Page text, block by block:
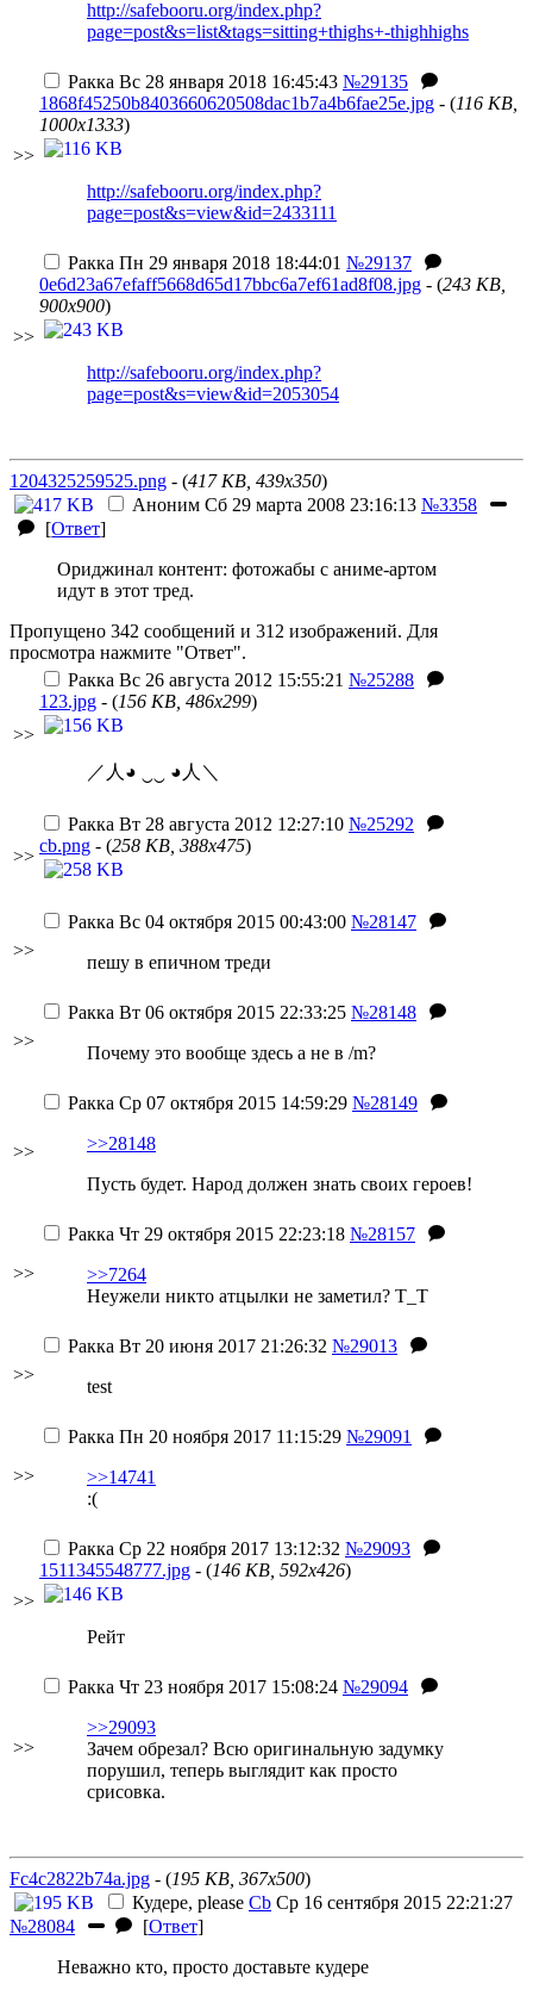
http://safebooru.org/index.php?
page=post&s=list&tags=sitting+thighs+-thighhighs
>>
Ракка Вс 28 января 2018 16:45:43 №29135
1868f45250b8403660620508dac1b7a4b6fae25e.jpg - (116 KB,
1000x1333)
http://safebooru.org/index.php?
page=post&s=view&id=2433111
>>
Ракка Пн 29 января 2018 18:44:01 №29137
0e6d23a67efaff5668d65d17bbc6a7ef61ad8f08.jpg - (243 KB,
900x900)
http://safebooru.org/index.php?
page=post&s=view&id=2053054
1204325259525.png - (417 KB, 439x350)
Аноним Сб 29 марта 2008 23:16:13 №3358
[Ответ]
Ориджинал контент: фотожабы с аниме-артом
идут в этот тред.
Пропущено 342 сообщений и 312 изображений. Для
просмотра нажмите "Ответ".
>>
Ракка Вс 26 августа 2012 15:55:21 №25288
123.jpg - (156 KB, 486x299)
／人◕ ‿‿ ◕人＼
>>
Ракка Вт 28 августа 2012 12:27:10 №25292
cb.png - (258 KB, 388x475)
>>
Ракка Вс 04 октября 2015 00:43:00 №28147
пешу в епичном треди
>>
Ракка Вт 06 октября 2015 22:33:25 №28148
Почему это вообще здесь а не в /m?
>>
Ракка Ср 07 октября 2015 14:59:29 №28149
>>28148
Пусть будет. Народ должен знать своих героев!
>>
Ракка Чт 29 октября 2015 22:23:18 №28157
>>7264
Неужели никто атцылки не заметил? Т_Т
>>
Ракка Вт 20 июня 2017 21:26:32 №29013
test
>>
Ракка Пн 20 ноября 2017 11:15:29 №29091
>>14741
:(
>>
Ракка Ср 22 ноября 2017 13:12:32 №29093
1511345548777.jpg - (146 KB, 592x426)
Рейт
>>
Ракка Чт 23 ноября 2017 15:08:24 №29094
>>29093
Зачем обрезал? Всю оригинальную задумку
порушил, теперь выглядит как просто
срисовка.
Fc4c2822b74a.jpg - (195 KB, 367x500)
Кудере, please Cb Ср 16 сентября 2015 22:21:27
№28084
[Ответ]
Неважно кто, просто доставьте кудере